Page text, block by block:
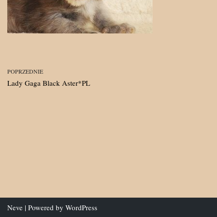
POPRZEDNIE
Lady Gaga Black Aster*PL
Neve | Powered by WordPress